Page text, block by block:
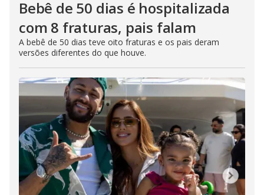
Bebê de 50 dias é hospitalizada
com 8 fraturas, pais falam
A bebê de 50 dias teve oito fraturas e os pais deram
versões diferentes do que houve.